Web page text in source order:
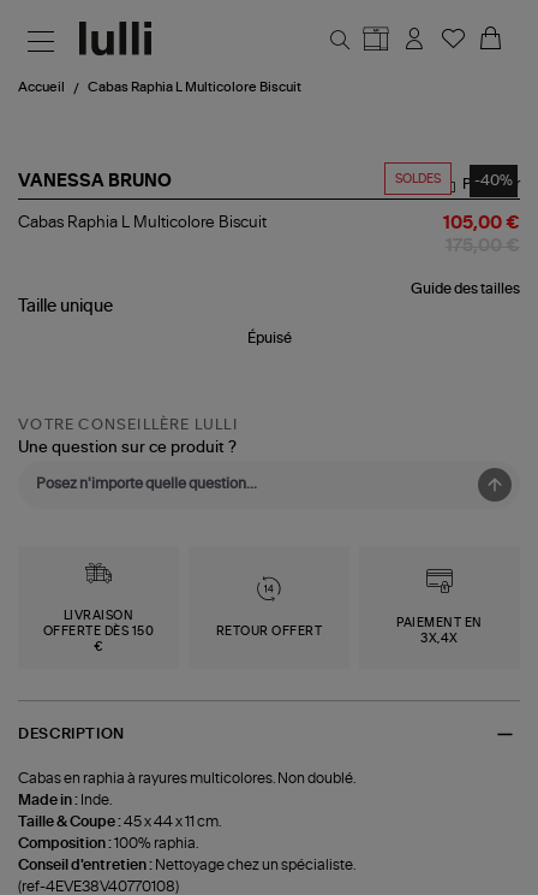
Accueil Cabas Raphia L Multicolore Biscuit
SOLDES -40%
VANESSA BRUNO
Cabas
Biscuit
Partager
Cabas Raphia L Multicolore Biscuit 105,00 €
Guide des tailles
Taille unique
Épuisé
VOTRE CONSEILLÈRE LULLI
Une question sur ce produit ?
LIVRAISON
OFFERTE DÈS 150
€
RETOUR OFFERT
PAIEMENT EN
3X,4X
DESCRIPTION
Cabas en raphia à rayures multicolores. Non doublé.
Made in : Inde.
Taille & Coupe :45 x 44 x 11 cm.
Composition :100% raphia.
Conseil d'entretien : Nettoyage chez un spécialiste.
(ref-4EVE38V40770108)